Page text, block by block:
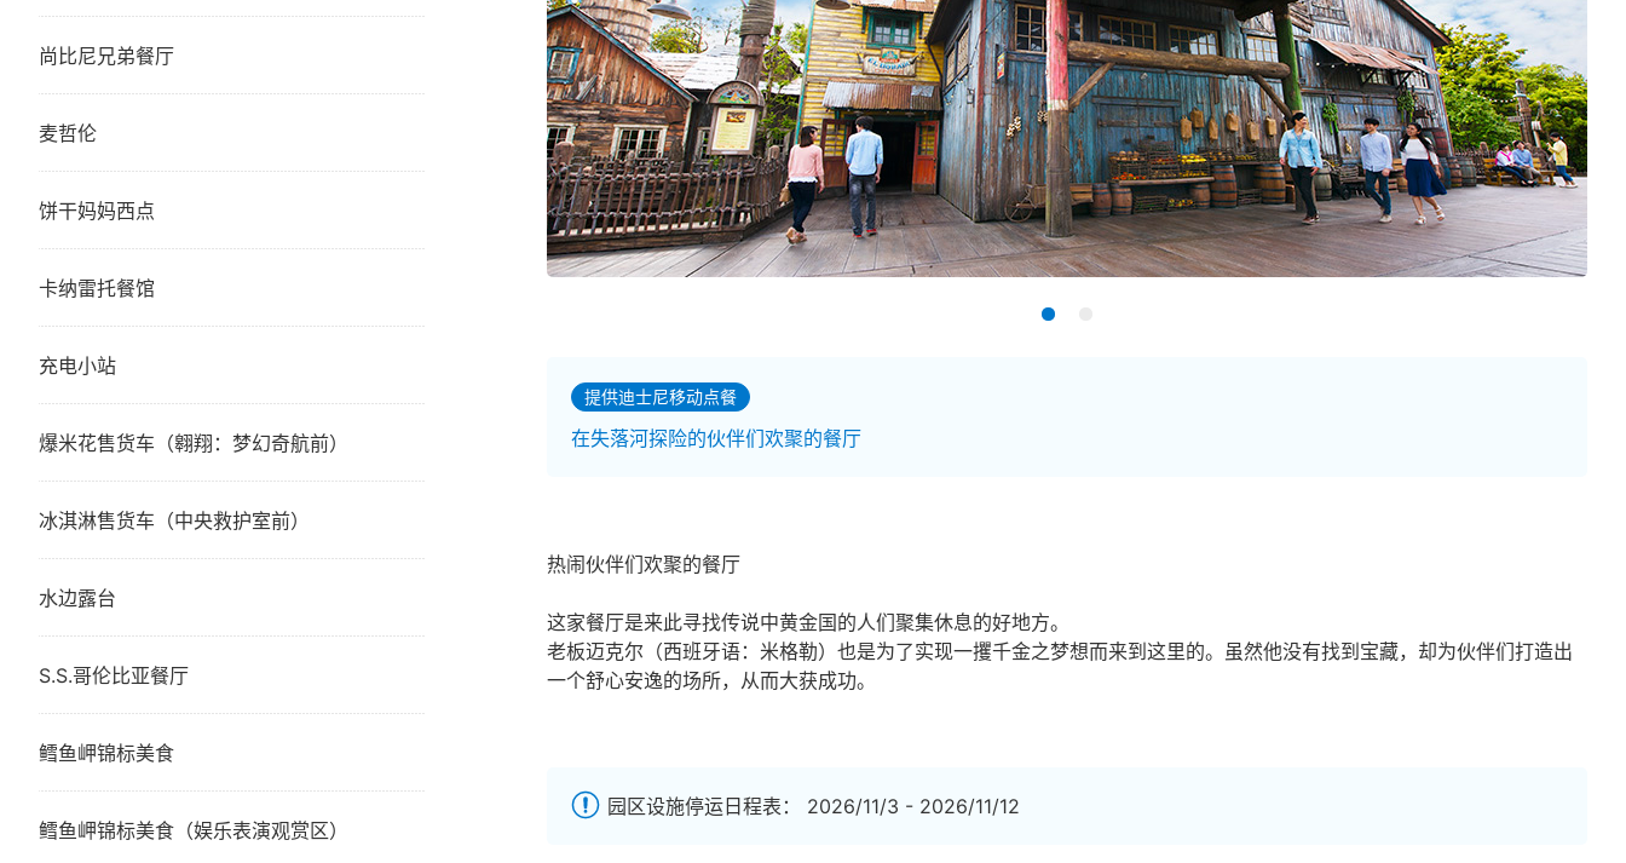
提供迪士尼移动点餐
在失落河探险的伙伴们欢聚的餐厅
热闹伙伴们欢聚的餐厅
这家餐厅是来此寻找传说中黄金国的人们聚集休息的好地方。
老板迈克尔（西班牙语：米格勒）也是为了实现一攫千金之梦想而来到这里的。虽然他没有找到宝藏，却为伙伴们打造出
一个舒心安逸的场所，从而大获成功。
园区设施停运日程表： 2026/11/3 - 2026/11/12
尚比尼兄弟餐厅
麦哲伦
饼干妈妈西点
卡纳雷托餐馆
充电小站
爆米花售货车（翱翔：梦幻奇航前）
冰淇淋售货车（中央救护室前）
水边露台
S.S.哥伦比亚餐厅
鳕鱼岬锦标美食
鳕鱼岬锦标美食（娱乐表演观赏区）